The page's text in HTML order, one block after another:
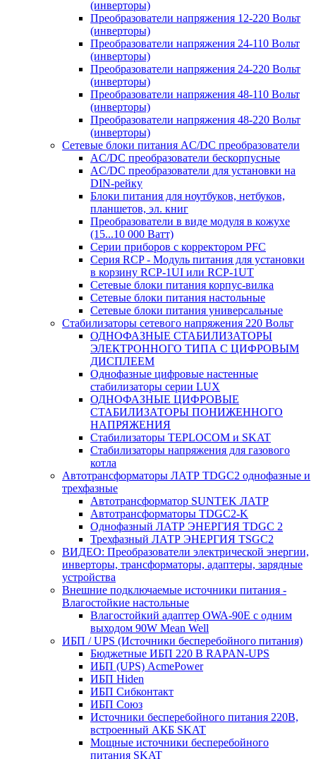
(инверторы)
Преобразователи напряжения 12-220 Вольт
(инверторы)
Преобразователи напряжения 24-110 Вольт
(инверторы)
Преобразователи напряжения 24-220 Вольт
(инверторы)
Преобразователи напряжения 48-110 Вольт
(инверторы)
Преобразователи напряжения 48-220 Вольт
(инверторы)
Сетевые блоки питания AC/DC преобразователи
AC/DC преобразователи бескорпусные
AC/DC преобразователи для установки на
DIN-рейку
Блоки питания для ноутбуков, нетбуков,
планшетов, эл. книг
Преобразователи в виде модуля в кожухе
(15...10 000 Ватт)
Серии приборов с корректором PFC
Серия RCP - Модуль питания для установки
в корзину RCP-1UI или RCP-1UT
Сетевые блоки питания корпус-вилка
Сетевые блоки питания настольные
Сетевые блоки питания универсальные
Стабилизаторы сетевого напряжения 220 Вольт
ОДНОФАЗНЫЕ СТАБИЛИЗАТОРЫ
ЭЛЕКТРОННОГО ТИПА С ЦИФРОВЫМ
ДИСПЛЕЕМ
Однофазные цифровые настенные
стабилизаторы серии LUX
ОДНОФАЗНЫЕ ЦИФРОВЫЕ
СТАБИЛИЗАТОРЫ ПОНИЖЕННОГО
НАПРЯЖЕНИЯ
Стабилизаторы TEPLOCOM и SKAT
Стабилизаторы напряжения для газового
котла
Автотрансформаторы ЛАТР TDGC2 однофазные и
трехфазные
Автотрансформатор SUNTEK ЛАТР
Автотрансформаторы TDGC2-K
Однофазный ЛАТР ЭНЕРГИЯ TDGC 2
Трехфазный ЛАТР ЭНЕРГИЯ TSGC2
ВИДЕО: Преобразователи электрической энергии,
инверторы, трансформаторы, адаптеры, зарядные
устройства
Внешние подключаемые источники питания -
Влагостойкие настольные
Влагостойкий адаптер OWA-90E с одним
выходом 90W Mean Well
ИБП / UPS (Источники бесперебойного питания)
Бюджетные ИБП 220 В RAPAN-UPS
ИБП (UPS) AcmePower
ИБП Hiden
ИБП Сибконтакт
ИБП Союз
Источники бесперебойного питания 220В,
встроенный АКБ SKAT
Мощные источники бесперебойного
питания SKAT